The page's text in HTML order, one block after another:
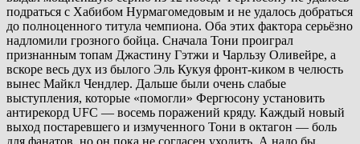
подраться с Хабибом Нурмагомедовым и не удалось добраться
до полноценного титула чемпиона. Оба этих фактора серьёзно
надломили грозного бойца. Сначала Тони проиграл
признанным топам Джастину Гэтжи и Чарльзу Оливейре, а
вскоре весь дух из былого Эль Кукуя фронт-киком в челюсть
вынес Майкл Чендлер. Дальше были очень слабые
выступления, которые «помогли» Фергюсону установить
антирекорд UFC — восемь поражений кряду. Каждый новый
выход постаревшего и измученного Тони в октагон — боль
для фанатов, но он пока не согласен уходить. А надо бы.